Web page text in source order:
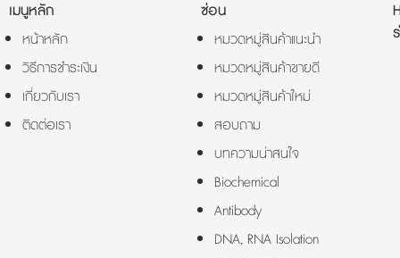
เมนูหลัก
หน้าหลัก
วิธีการชำระเงิน
เกี่ยวกับเรา
ติดต่อเรา
ซ่อน
หมวดหมู่สินค้าแนะนำ
หมวดหมู่สินค้าขายดี
หมวดหมู่สินค้าใหม่
สอบถาม
บทความน่าสนใจ
Biochemical
Antibody
DNA, RNA Isolation